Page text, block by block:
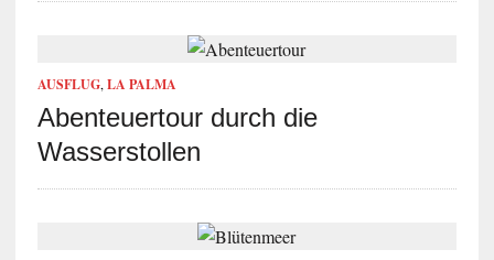
AUSFLUG, LA PALMA
Abenteuertour durch die
Wasserstollen